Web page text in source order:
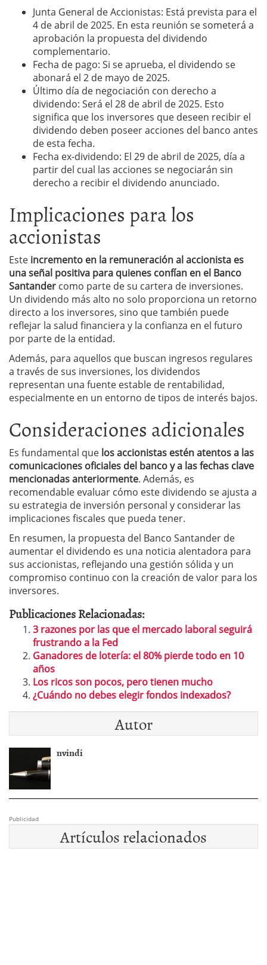
Junta General de Accionistas: Está prevista para el
4 de abril de 2025. En esta reunión se someterá a
aprobación la propuesta del dividendo
complementario.
Fecha de pago: Si se aprueba, el dividendo se
abonará el 2 de mayo de 2025.
Último día de negociación con derecho a
dividendo: Será el 28 de abril de 2025. Esto
significa que los inversores que deseen recibir el
dividendo deben poseer acciones del banco antes
de esta fecha.
Fecha ex-dividendo: El 29 de abril de 2025, día a
partir del cual las acciones se negociarán sin
derecho a recibir el dividendo anunciado.
Implicaciones para los
accionistas
Este incremento en la remuneración al accionista es
una señal positiva para quienes confían en el Banco
Santander como parte de su cartera de inversiones.
Un dividendo más alto no solo proporciona un retorno
directo a los inversores, sino que también puede
reflejar la salud financiera y la confianza en el futuro
por parte de la entidad.
Además, para aquellos que buscan ingresos regulares
a través de sus inversiones, los dividendos
representan una fuente estable de rentabilidad,
especialmente en un entorno de tipos de interés bajos.
Consideraciones adicionales
Es fundamental que los accionistas estén atentos a las
comunicaciones oficiales del banco y a las fechas clave
mencionadas anteriormente. Además, es
recomendable evaluar cómo este dividendo se ajusta a
su estrategia de inversión personal y considerar las
implicaciones fiscales que pueda tener.
En resumen, la propuesta del Banco Santander de
aumentar el dividendo es una noticia alentadora para
sus accionistas, reflejando una gestión sólida y un
compromiso continuo con la creación de valor para los
inversores.
Publicaciones Relacionadas:
3 razones por las que el mercado laboral seguirá
frustrando a la Fed
Ganadores de lotería: el 80% pierde todo en 10
años
Los ricos son pocos, pero tienen mucho
¿Cuándo no debes elegir fondos indexados?
Autor
nvindi
Publicidad
Artículos relacionados